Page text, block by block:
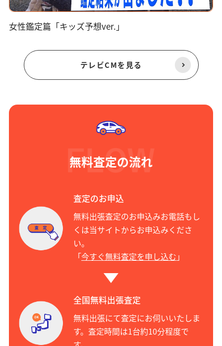
女性鑑定篇「キッズ予想ver.」
テレビCMを見る
無料査定の流れ
査定のお申込
無料出張査定のお申込みお電話もし
くは当サイトからお申込みくださ
い。
「今すぐ無料査定を申し込む 」
全国無料出張査定
無料出張にて査定にお伺いいたしま
す。査定時間は1台約10分程度で